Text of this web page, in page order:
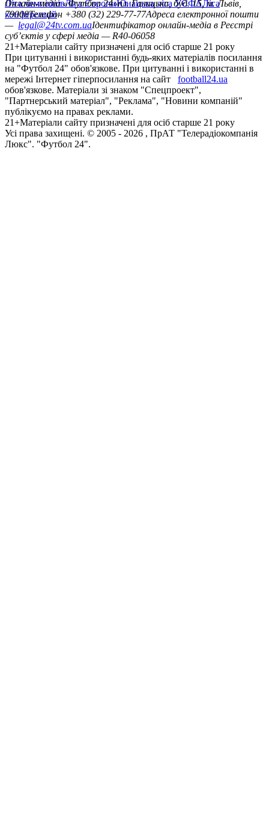
Ліга чемпіонівЛіга ЄвропиЮнацька ліга УЄФАЛіга
конференцій
Онлайн-медіа «Футбол 24»пл. Галицька, буд. 15, м. Львів,
79008Телефон +380 (32) 229-77-77Адреса електронної пошти
— legal@24tv.com.uaІдентифікатор онлайн-медіа в Реєстрі
суб’єктів у сфері медіа — R40-06058
21+Матеріали сайту призначені для осіб старше 21 року
При цитуванні і використанні будь-яких матеріалів посилання
на "Футбол 24" обов'язкове. При цитуванні і використанні в
мережі Інтернет гіперпосилання на сайт
football24.ua
обов'язкове. Матеріали зі знаком "Спецпроект",
"Партнерський матеріал", "Реклама", "Новини компаній"
публікуємо на правах реклами.
21+Матеріали сайту призначені для осіб старше 21 року
Усi права захищенi. © 2005 - 2026 , ПрАТ "Телерадіокомпанія
Люкс". "Футбол 24".